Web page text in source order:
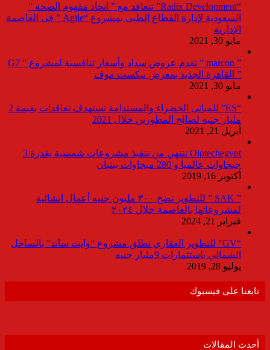
“Radix Development” تتعاقد مع ” اتحاد مفهوم الصحة ”
السعودية لإدارة القطاع الطبى بمشروع “Agile ” فى العاصمة
الإدارية
مايو 30, 2021
” marcon ” تقدم عروض سداد وأسعار تنافسية لمشروع ” G7
” القاهرة الجديد بمعرض نيكست موف
مايو 30, 2021
“ES” للمبانى الخضراء والمستدامة تستهدف تعاقدات بقيمة 2
مليار جنيه لصالح المطورين خلال 2021
أبريل 21, 2021
Olptechegypt تنتهي من تنفيذ مشروعات شمسية بقدرة 3
جيجاوات عالميا و 280 ميجاوات ببنبان
أكتوبر 16, 2019
” SAK ” للتطوير تضخ ٣٠٠ مليون جنيه أعمال انشائية
لمشروعاتها بالعاصمة خلال ٢٠٢٤
فبراير 21, 2024
“GV” للتطوير العقاري تطلق مشروع “وايت ساند” بالساحل
الشمالي باستثمارات 9مليار جنيه
يوليو 28, 2019
تابعنا على فيسبوك
أحدث المقالات